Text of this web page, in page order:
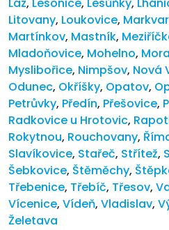
Láz, Lesonice, Lesůňky,
Litovany, Loukovice,
Martínkov, Mastník,
Mladoňovice, Mohelno,
Myslibořice, Nimpšov, Nová
Odunec, Okříšky, Opatov,
Petrůvky, Předín, Přešovice,
Radkovice u Hrotovic,
Rokytnou, Rouchovany,
Slavíkovice, Stařeč, Střítež,
Šebkovice, Štěměchy,
Třebenice, Třebíč, Třesov,
Vícenice, Vídeň, Vladislav,
Želetava